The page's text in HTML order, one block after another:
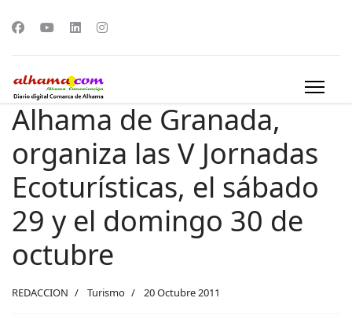
Alhama de Granada,
organiza las V Jornadas
Ecoturísticas, el sábado
29 y el domingo 30 de
octubre
REDACCION Turismo 20 Octubre 2011